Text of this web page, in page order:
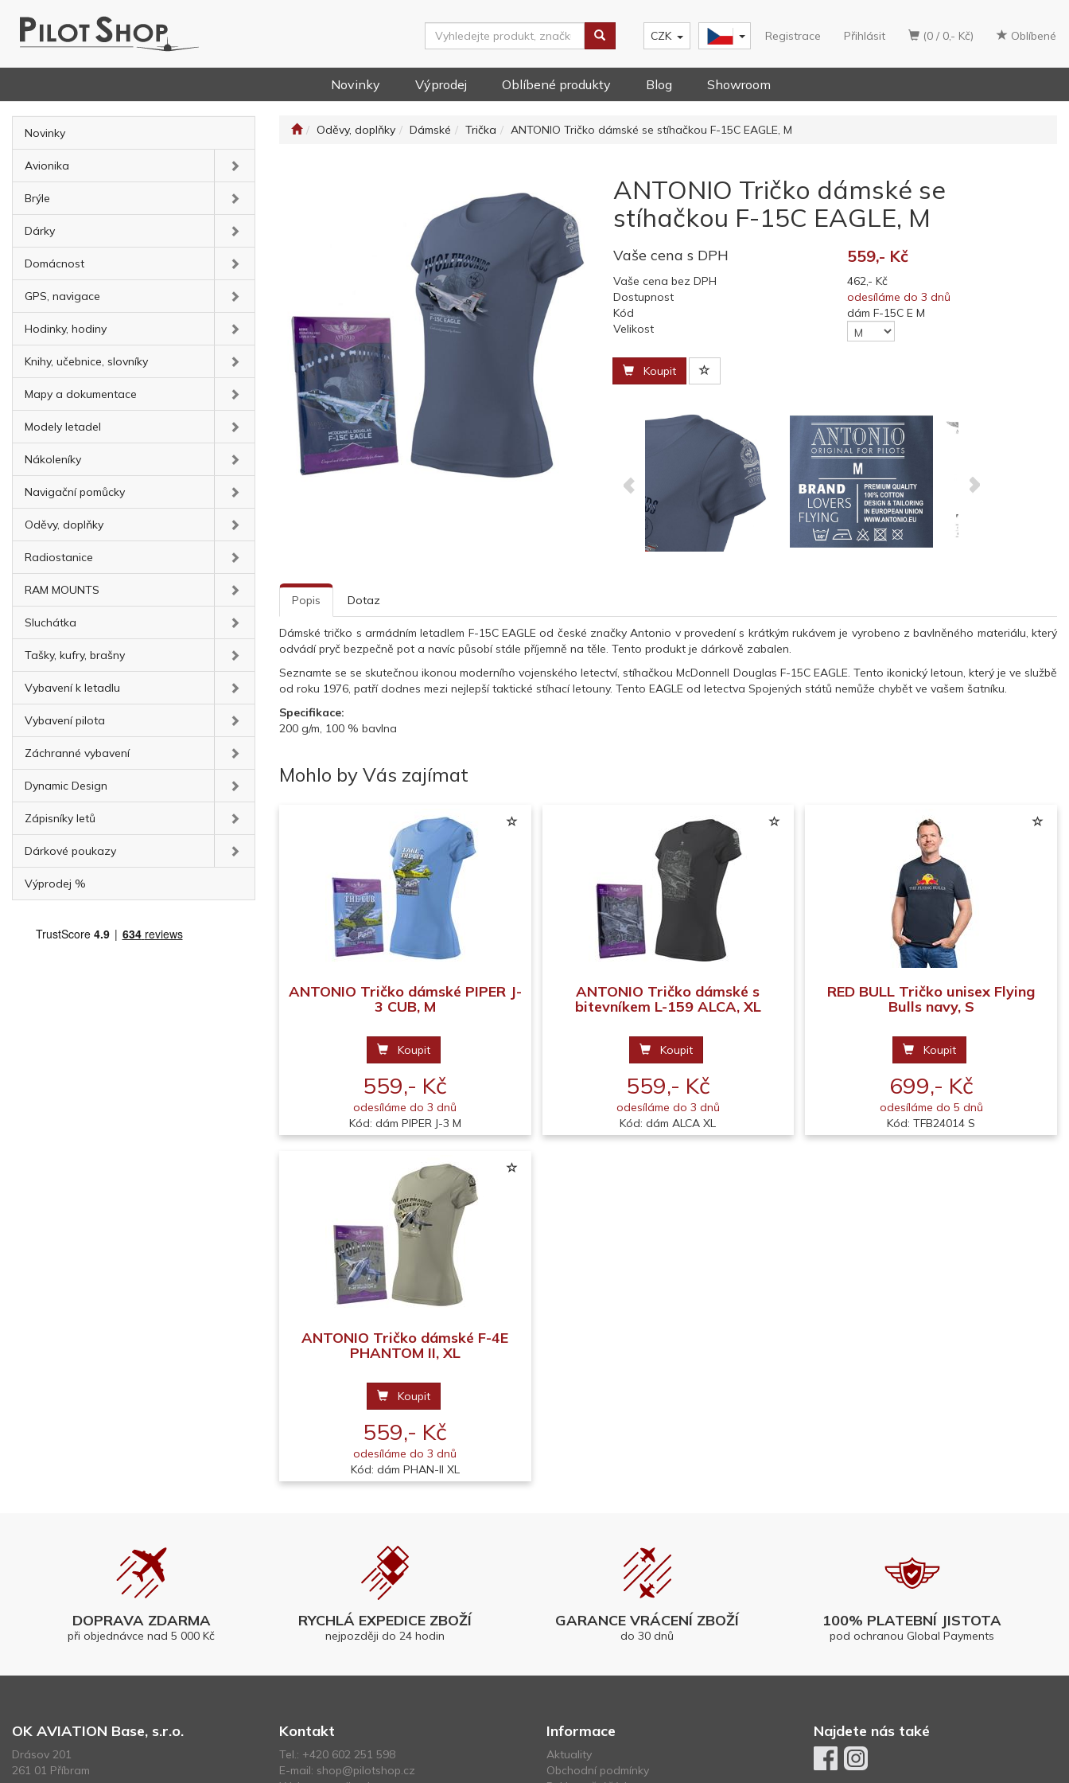
(0 / 0,- Kč) Oblíbené
Registrace Přihlásit
CZK
Novinky Výprodej Oblíbené produkty Blog Showroom
Novinky
Avionika
Brýle
Dárky
Domácnost
GPS, navigace
Hodinky, hodiny
Knihy, učebnice, slovníky
Mapy a dokumentace
Modely letadel
Nákoleníky
Navigační pomůcky
Oděvy, doplňky
Radiostanice
RAM MOUNTS
Sluchátka
Tašky, kufry, brašny
Vybavení k letadlu
Vybavení pilota
Záchranné vybavení
Dynamic Design
Zápisníky letů
Dárkové poukazy
Výprodej %
Oděvy, doplňky Dámské Trička ANTONIO Tričko dámské se stíhačkou F-15C EAGLE, M
ANTONIO Tričko dámské se
stíhačkou F-15C EAGLE, M
Vaše cena s DPH 559,- Kč
Vaše cena bez DPH
462,- Kč
Dostupnost
odesíláme do 3 dnů
Kód
dám F-15C E M
Velikost
Koupit
Popis Dotaz
Dámské tričko s armádním letadlem F-15C EAGLE od české značky Antonio v provedení s krátkým rukávem je vyrobeno z bavlněného materiálu, který
odvádí pryč bezpečně pot a navíc působí stále příjemně na těle. Tento produkt je dárkově zabalen.
Seznamte se se skutečnou ikonou moderního vojenského letectví, stíhačkou McDonnell Douglas F-15C EAGLE. Tento ikonický letoun, který je ve službě
od roku 1976, patří dodnes mezi nejlepší taktické stíhací letouny. Tento EAGLE od letectva Spojených států nemůže chybět ve vašem šatníku.
Specifikace:
200 g/m, 100 % bavlna
Mohlo by Vás zajímat
ANTONIO Tričko dámské PIPER J-
3 CUB, M
Koupit
559,- Kč
odesíláme do 3 dnů
Kód: dám PIPER J-3 M
ANTONIO Tričko dámské s
bitevníkem L-159 ALCA, XL
Koupit
559,- Kč
odesíláme do 3 dnů
Kód: dám ALCA XL
RED BULL Tričko unisex Flying
Bulls navy, S
Koupit
699,- Kč
odesíláme do 5 dnů
Kód: TFB24014 S
ANTONIO Tričko dámské F-4E
PHANTOM II, XL
Koupit
559,- Kč
odesíláme do 3 dnů
Kód: dám PHAN-II XL
DOPRAVA ZDARMA
při objednávce nad 5 000 Kč
RYCHLÁ EXPEDICE ZBOŽÍ
nejpozději do 24 hodin
GARANCE VRÁCENÍ ZBOŽÍ
do 30 dnů
100% PLATEBNÍ JISTOTA
pod ochranou Global Payments
OK AVIATION Base, s.r.o.
Drásov 201
261 01 Příbram
Kontakt
Tel.: +420 602 251 598
E-mail: shop@pilotshop.cz
Informace
Aktuality
Obchodní podmínky
Najdete nás také